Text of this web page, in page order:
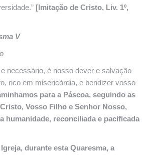
[Imitação de Cristo, Liv. 1º,
V
necessário, é nosso dever e salvação
rico em misericórdia, e bendizer vosso
para a Páscoa, seguindo as
Vosso Filho e Senhor Nosso,
humanidade, reconciliada e pacificada
durante esta Quaresma, a